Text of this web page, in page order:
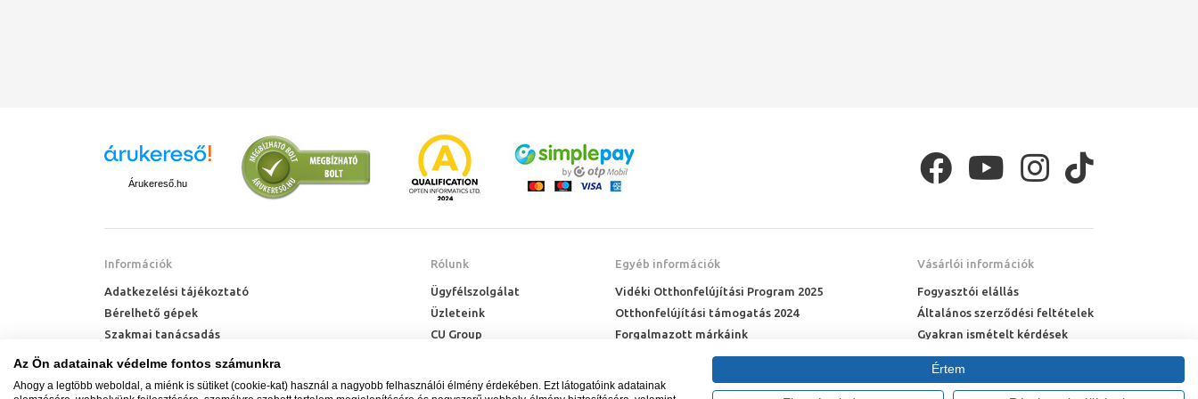
Árukereső.hu
Információk
Adatkezelési tájékoztató
Bérelhető gépek
Szakmai tanácsadás
Technik Cool Pro hőszivattyú tájékoztató
Rólunk
Ügyfélszolgálat
Üzleteink
CU Group
Egyéb információk
Vidéki Otthonfelújítási Program 2025
Otthonfelújítási támogatás 2024
Forgalmazott márkáink
Vásárlói információk
Fogyasztói elállás
Általános szerződési feltételek
Gyakran ismételt kérdések
Online rendelés menete
Fizetési feltételek
Az Ön adatainak védelme fontos számunkra
Ahogy a legtöbb weboldal, a miénk is sütiket (cookie-kat) használ a nagyobb felhasználói élmény érdekében. Ezt látogatóink adatainak
Értem